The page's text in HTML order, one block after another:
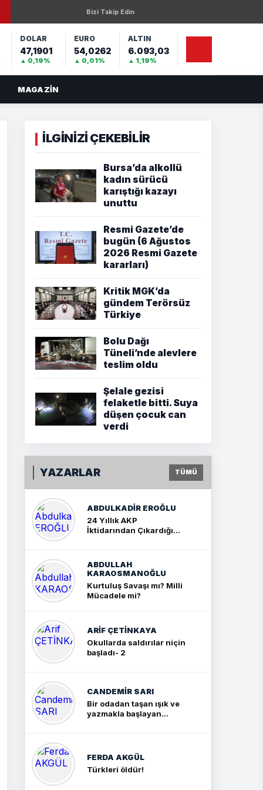
Bizi Takip Edin
DOLAR
47,1901
▲ 0,19%
EURO
54,0262
▲ 0,01%
ALTIN
6.093,03
▲ 1,19%
MAGAZIN
İLGİNİZİ ÇEKEBİLİR
Bursa’da alkollü
kadın sürücü
karıştığı kazayı
unuttu
Resmi Gazete’de
bugün (6 Ağustos
2026 Resmi Gazete
kararları)
Kritik MGK’da
gündem Terörsüz
Türkiye
Bolu Dağı
Tüneli’nde alevlere
teslim oldu
Şelale gezisi
felaketle bitti. Suya
düşen çocuk can
verdi
YAZARLAR TÜMÜ
ABDULKADIR EROĞLU
24 Yıllık AKP
İktidarından Çıkardığım
ABDULLAH
KARAOSMANOĞLU
Kurtuluş Savaşı mı? Milli
Mücadele mi?
ARIF ÇETİNKAYA
Okullarda saldırılar niçin
başladı- 2
CANDEMIR SARI
Bir odadan taşan ışık ve
yazmakla başlayan
FERDA AKGÜL
Türkleri öldür!